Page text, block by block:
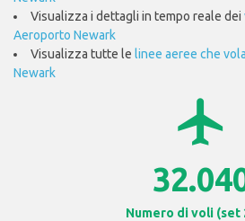
Visualizza i dettagli in tempo reale dei
Aeroporto Newark
Visualizza tutte le linee aeree che
Newark
airplanemode_active
Numero di voli (set